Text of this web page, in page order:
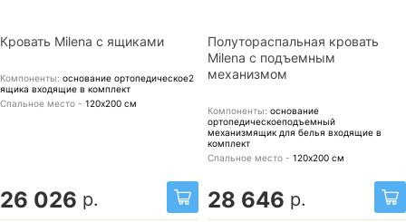
Кровать Milena с ящиками
Компоненты: основание ортопедическое2
ящика входящие в комплект
Спальное место - 120х200 см
26 026 р.
Полутораспальная кровать
Milena с подъемным
механизмом
Компоненты: основание
ортопедическоеподъемный
механизмящик для белья входящие в
комплект
Спальное место - 120х200 см
28 646 р.